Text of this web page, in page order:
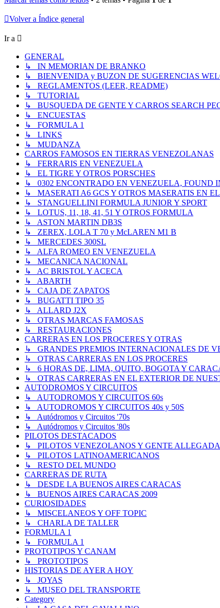
Volver a Índice general
Ir a
GENERAL
↳ IN MEMORIAN DE BRANKO
↳ BIENVENIDA y BUZON DE SUGERENCIAS
↳ REGLAMENTOS (LEER, README)
↳ TUTORIAL
↳ BUSQUEDA DE GENTE Y CARROS SEARCH
↳ ENCUESTAS
↳ FORMULA 1
↳ LINKS
↳ MUDANZA
CARROS FAMOSOS EN TIERRAS VENEZOLANAS
↳ FERRARIS EN VENEZUELA
↳ EL TIGRE Y OTROS PORSCHES
↳ 0302 ENCONTRADO EN VENEZUELA, FOUND
↳ MASERATI A6 GCS Y OTROS MASERATIS EN EL
↳ STANGUELLINI FORMULA JUNIOR Y SPORT
↳ LOTUS, 11, 18, 41, 51 Y OTROS FORMULA
↳ ASTON MARTIN DB3S
↳ ZEREX, LOLA T 70 y McLAREN M1 B
↳ MERCEDES 300SL
↳ ALFA ROMEO EN VENEZUELA
↳ MECANICA NACIONAL
↳ AC BRISTOL Y ACECA
↳ ABARTH
↳ CAJA DE ZAPATOS
↳ BUGATTI TIPO 35
↳ ALLARD J2X
↳ OTRAS MARCAS FAMOSAS
↳ RESTAURACIONES
CARRERAS EN LOS PROCERES Y OTRAS
↳ GRANDES PREMIOS INTERNACIONALES DE
↳ OTRAS CARRERAS EN LOS PROCERES
↳ 6 HORAS DE, LIMA, QUITO, BOGOTA Y
↳ OTRAS CARRERAS EN EL EXTERIOR DE
AUTODROMOS Y CIRCUITOS
↳ AUTODROMOS Y CIRCUITOS 60s
↳ AUTODROMOS Y CIRCUITOS 40s y 50S
↳ Autódromos y Circuitos '70s
↳ Autódromos y Circuitos '80s
PILOTOS DESTACADOS
↳ PILOTOS VENEZOLANOS Y GENTE ALLEGADA
↳ PILOTOS LATINOAMERICANOS
↳ RESTO DEL MUNDO
CARRERAS DE RUTA
↳ DESDE LA BUENOS AIRES CARACAS
↳ BUENOS AIRES CARACAS 2009
CURIOSIDADES
↳ MISCELANEOS Y OFF TOPIC
↳ CHARLA DE TALLER
FORMULA 1
↳ FORMULA 1
PROTOTIPOS Y CANAM
↳ PROTOTIPOS
HISTORIAS DE AYER A HOY
↳ JOYAS
↳ MUSEO DEL TRANSPORTE
Category